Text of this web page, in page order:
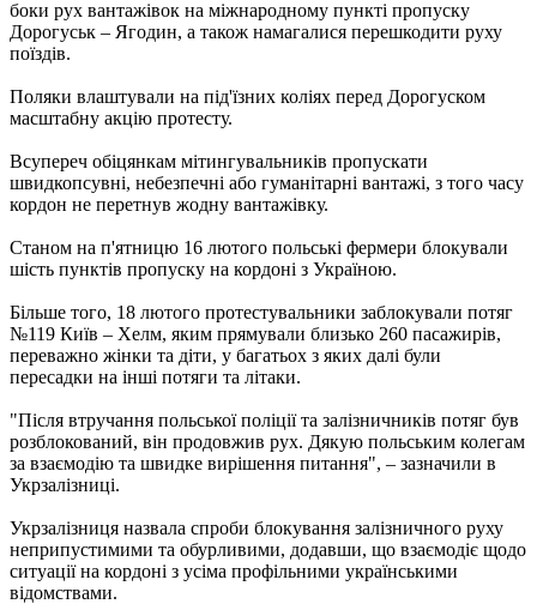
боки рух вантажівок на міжнародному пункті пропуску
Дорогуськ – Ягодин, а також намагалися перешкодити руху
поїздів.
Поляки влаштували на під'їзних коліях перед Дорогуском
масштабну акцію протесту.
Всупереч обіцянкам мітингувальників пропускати
швидкопсувні, небезпечні або гуманітарні вантажі, з того часу
кордон не перетнув жодну вантажівку.
Станом на п'ятницю 16 лютого польські фермери блокували
шість пунктів пропуску на кордоні з Україною.
Більше того, 18 лютого протестувальники заблокували потяг
№119 Київ – Хелм, яким прямували близько 260 пасажирів,
переважно жінки та діти, у багатьох з яких далі були
пересадки на інші потяги та літаки.
"Після втручання польської поліції та залізничників потяг був
розблокований, він продовжив рух. Дякую польським колегам
за взаємодію та швидке вирішення питання", – зазначили в
Укрзалізниці.
Укрзалізниця назвала спроби блокування залізничного руху
неприпустимими та обурливими, додавши, що взаємодіє щодо
ситуації на кордоні з усіма профільними українськими
відомствами.